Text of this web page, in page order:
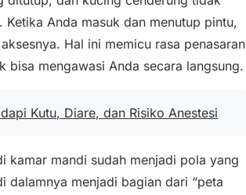
Anda masuk dan menutup pintu,
Hal ini memicu rasa penasaran
bisa mengawasi Anda secara langsung.
Kutu, Diare, dan Risiko Anestesi
kamar mandi sudah menjadi pola yang
dalamnya menjadi bagian dari “peta